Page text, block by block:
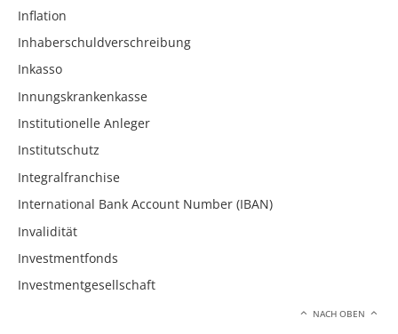
Inflation
Inhaberschuldverschreibung
Inkasso
Innungskrankenkasse
Institutionelle Anleger
Institutschutz
Integralfranchise
International Bank Account Number (IBAN)
Invalidität
Investmentfonds
Investmentgesellschaft
NACH OBEN